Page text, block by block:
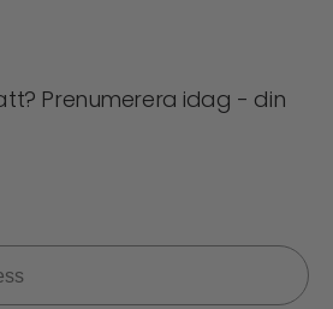
Prenumerera idag - din